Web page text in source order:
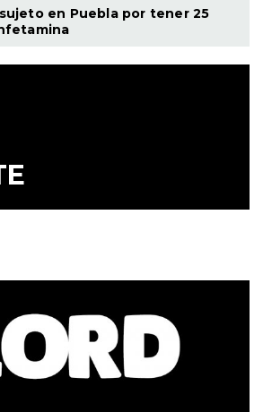
en Puebla por tener 25